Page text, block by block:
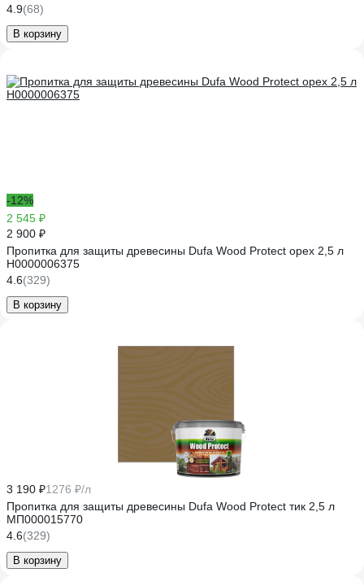
4.9(68)
В корзину
-12%
2 545 ₽
2 900 ₽
Пропитка для защиты древесины Dufa Wood Protect орех 2,5 л
Н0000006375
4.6(329)
В корзину
3 190 ₽1276 ₽/л
Пропитка для защиты древесины Dufa Wood Protect тик 2,5 л
МП000015770
4.6(329)
В корзину